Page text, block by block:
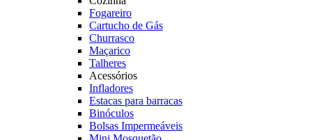
Fogareiro
Cartucho de Gás
Churrasco
Maçarico
Talheres
Acessórios
Infladores
Estacas para barracas
Binóculos
Bolsas Impermeáveis